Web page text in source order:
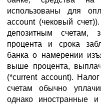
использованы для
account (чековый
депозитным счетам,
процента и срока
банка о намерении
выше процента,
(*current account).
счетам обычно
однако иностранные и